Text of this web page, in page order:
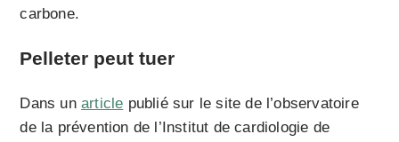
carbone.
Pelleter peut tuer
Dans unarticle publié sur le site de l’observatoire
de la prévention de l’Institut de cardiologie de